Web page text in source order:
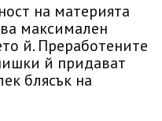
на материята
максимален
й. Преработените
й придават
блясък на